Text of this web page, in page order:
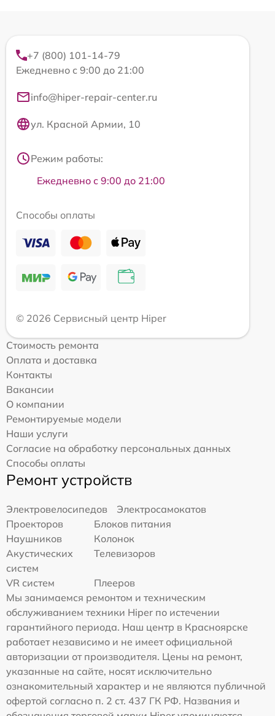
+7 (800) 101-14-79
Ежедневно с 9:00 до 21:00
info@hiper-repair-center.ru
ул. Красной Армии, 10
Режим работы:
Ежедневно с 9:00 до 21:00
Способы оплаты
© 2026 Сервисный центр Hiper
Стоимость ремонта
Оплата и доставка
Контакты
Вакансии
О компании
Ремонтируемые модели
Наши услуги
Согласие на обработку персональных данных
Способы оплаты
Ремонт устройств
Электровелосипедов
Электросамокатов
Проекторов
Блоков питания
Наушников
Колонок
Акустических
систем
Телевизоров
VR систем
Плееров
Мы занимаемся ремонтом и техническим
обслуживанием техники Hiper по истечении
гарантийного периода. Наш центр в Красноярске
работает независимо и не имеет официальной
авторизации от производителя. Цены на ремонт,
указанные на сайте, носят исключительно
ознакомительный характер и не являются публичной
офертой согласно п. 2 ст. 437 ГК РФ. Названия и